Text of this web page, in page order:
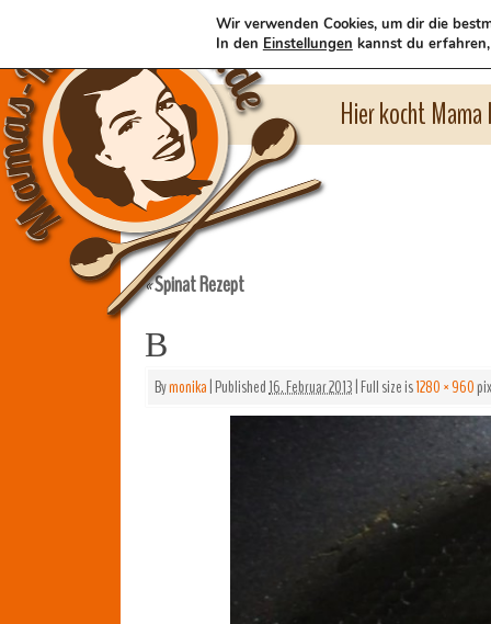
Hier kocht
«Spinat Rezept
B
Bymonika|Published16. Februar 2013|Full size is1280 × 960
Wir verwenden Cookies, um dir die
In den Einstellungen kannst du